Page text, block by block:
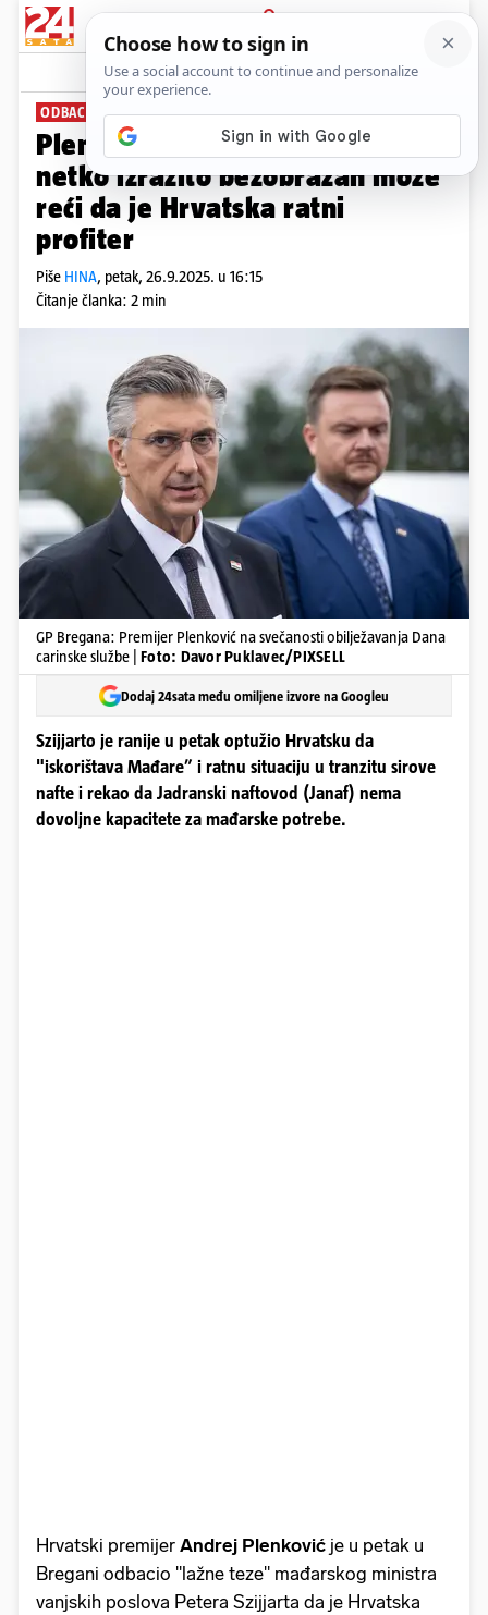
PRIJAVA
News Komentari
ODBACUJE 'LAŽNE TEZE'
Plenković vraća Szijjartu: Samo
netko izrazito bezobrazan može
reći da je Hrvatska ratni
profiter
Piše HINA, petak, 26.9.2025. u 16:15
Čitanje članka: 2 min
GP Bregana: Premijer Plenković na svečanosti obilježavanja Dana
carinske službe | Foto: Davor Puklavec/PIXSELL
Dodaj 24sata među omiljene izvore na Googleu
Szijjarto je ranije u petak optužio Hrvatsku da
"iskorištava Mađare” i ratnu situaciju u tranzitu sirove
nafte i rekao da Jadranski naftovod (Janaf) nema
dovoljne kapacitete za mađarske potrebe.
Hrvatski premijer Andrej Plenković je u petak u
Bregani odbacio "lažne teze" mađarskog ministra
vanjskih poslova Petera Szijjarta da je Hrvatska